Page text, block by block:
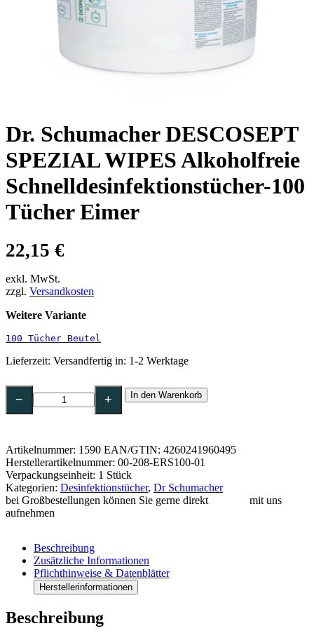
Dr. Schumacher DESCOSEPT
SPEZIAL WIPES Alkoholfreie
Schnelldesinfektionstücher-100
Tücher Eimer
22,15 €
exkl. MwSt.
zzgl. Versandkosten
Weitere Variante
100 Tücher Beutel
Lieferzeit: Versandfertig in: 1-2 Werktage
Dr.
Schumacher
DESCOSEPT
Alkoholfreie
Schnelldesinfektionstücher-
100
Tücher
Eimer
Menge
− + In den Warenkorb
Artikelnummer: 1590 EAN/GTIN: 4260241960495
Herstellerartikelnummer: 00-208-ERS100-01
Verpackungseinheit: 1 Stück
Kategorien: Desinfektionstücher, Dr Schumacher
bei Großbestellungen können Sie gerne direkt
mit uns
aufnehmen
Beschreibung
Zusätzliche Informationen
Pflichthinweise & Datenblätter
Herstellerinformationen
Beschreibung